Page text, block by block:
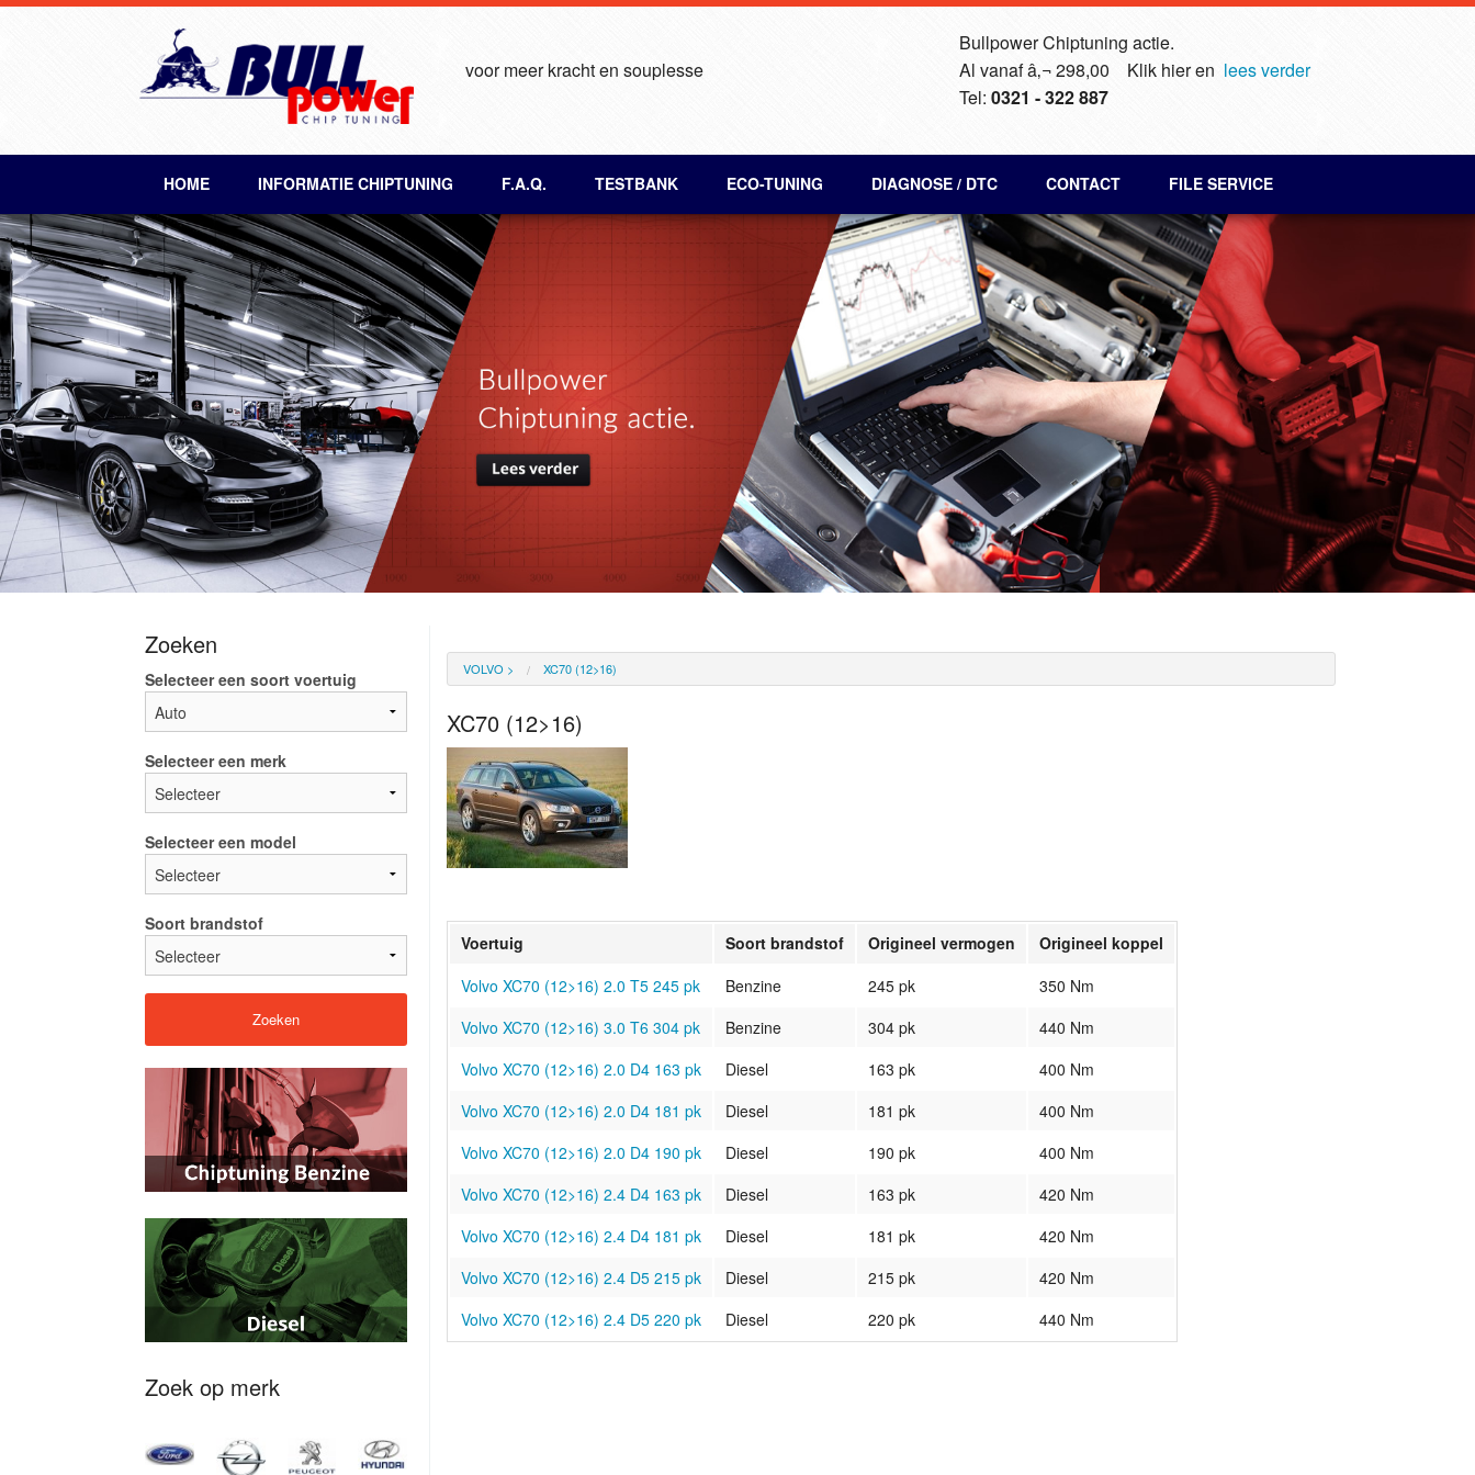
voor meer kracht en souplesse
Bullpower Chiptuning actie.
Al vanaf â‚¬ 298,00 Klik hier en lees verder
Tel: 0321 - 322 887
HOME INFORMATIE CHIPTUNING F.A.Q. TESTBANK ECO-TUNING DIAGNOSE / DTC CONTACT FILE SERVICE
Zoeken
Selecteer een soort voertuig
Selecteer een merk
Selecteer een model
Soort brandstof
Zoek op merk
VOLVO > XC70 (12>16)
XC70 (12>16)
Voertuig Soort brandstof Origineel vermogen
Origineel koppel
Volvo XC70 (12>16) 2.0 T5 245 pk
Benzine 245 pk
350 Nm
Volvo XC70 (12>16) 3.0 T6 304 pk
Benzine 304 pk
440 Nm
Volvo XC70 (12>16) 2.0 D4 163 pk
Diesel 163 pk
400 Nm
Volvo XC70 (12>16) 2.0 D4 181 pk
Diesel 181 pk
400 Nm
Volvo XC70 (12>16) 2.0 D4 190 pk
Diesel 190 pk
400 Nm
Volvo XC70 (12>16) 2.4 D4 163 pk
Diesel 163 pk
420 Nm
Volvo XC70 (12>16) 2.4 D4 181 pk
Diesel 181 pk
420 Nm
Volvo XC70 (12>16) 2.4 D5 215 pk
Diesel 215 pk
420 Nm
Volvo XC70 (12>16) 2.4 D5 220 pk
Diesel 220 pk 440 Nm